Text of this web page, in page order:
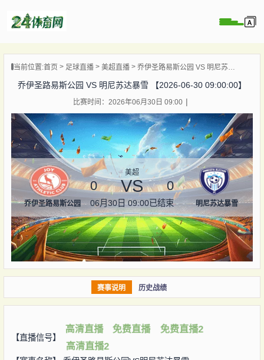
播
像
播
播
当前位置:首页 足球直播 美超直播 乔伊圣路易斯公园 VS 明尼苏达暴雪 【2026-06-30 09:00:00】
乔伊圣路易斯公园 VS 明尼苏达暴雪 【2026-06-30 09:00:00】
比赛时间：2026年06月30日 09:00
乔伊圣路易斯公园
美超
0 VS 0
06月30日 09:00已结束 明尼苏达暴雪
赛事说明 历史战绩
【直播信号】
高清直播 免费直播
免费直播2
高清直播2